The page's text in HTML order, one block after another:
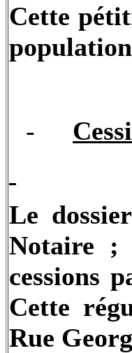
Cette
-
Le
Notaire ;
cessions
Cette
Rue